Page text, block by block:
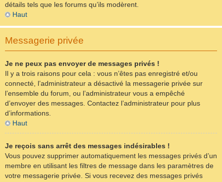
détails tels que les forums qu’ils modèrent.
Haut
Messagerie privée
Je ne peux pas envoyer de messages privés !
Il y a trois raisons pour cela : vous n’êtes pas enregistré et/ou
connecté, l’administrateur a désactivé la messagerie privée sur
l’ensemble du forum, ou l’administrateur vous a empêché
d’envoyer des messages. Contactez l’administrateur pour plus
d’informations.
Haut
Je reçois sans arrêt des messages indésirables !
Vous pouvez supprimer automatiquement les messages privés d’un
membre en utilisant les filtres de message dans les paramètres de
votre messagerie privée. Si vous recevez des messages privés